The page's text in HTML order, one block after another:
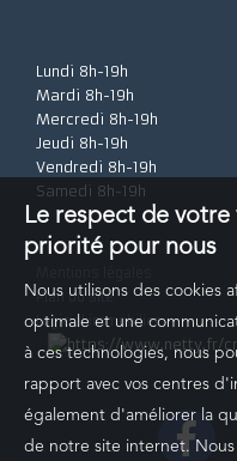
Lundi 8h-19h
Mardi 8h-19h
Mercredi 8h-19h
Jeudi 8h-19h
Vendredi 8h-19h
Samedi 8h-19h
Plan du site
Logiciel immobilier
Le respect de
priorité pour nous
Nous utilisons des cookies
optimale et une
à ces technologies, nous
rapport avec vos centres
également d'améliorer la
de notre site internet.